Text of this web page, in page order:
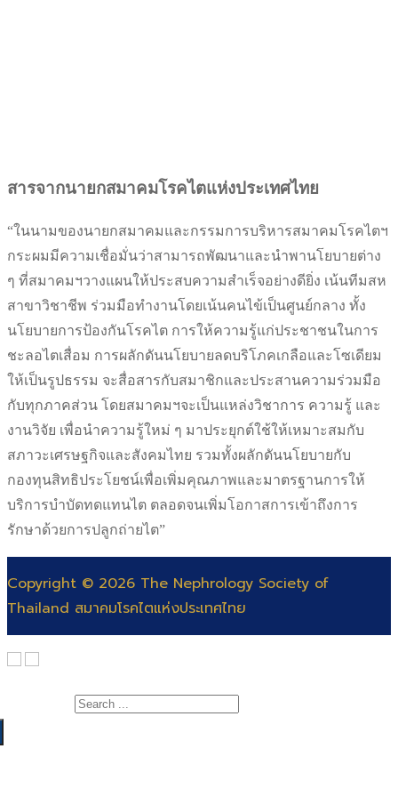
สารจากนายกสมาคมโรคไตแห่งประเทศไทย​
“ในนามของนายกสมาคมและกรรมการบริหารสมาคมโรคไตฯ
กระผมมีความเชื่อมั่นว่าสามารถพัฒนาและนำพานโยบายต่าง
ๆ ที่สมาคมฯวางแผนให้ประสบความสำเร็จอย่างดียิ่ง เน้นทีมสห
สาขาวิชาชีพ ร่วมมือทำงานโดยเน้นคนไข้เป็นศูนย์กลาง ทั้ง
นโยบายการป้องกันโรคไต การให้ความรู้แก่ประชาชนในการ
ชะลอไตเสื่อม การผลักดันนโยบายลดบริโภคเกลือและโซเดียม
ให้เป็นรูปธรรม จะสื่อสารกับสมาชิกและประสานความร่วมมือ
กับทุกภาคส่วน โดยสมาคมฯจะเป็นแหล่งวิชาการ ความรู้ และ
งานวิจัย เพื่อนำความรู้ใหม่ ๆ มาประยุกต์ใช้ให้เหมาะสมกับ
สภาวะเศรษฐกิจและสังคมไทย รวมทั้งผลักดันนโยบายกับ
กองทุนสิทธิประโยชน์เพื่อเพิ่มคุณภาพและมาตรฐานการให้
บริการบำบัดทดแทนไต ตลอดจนเพิ่มโอกาสการเข้าถึงการ
รักษาด้วยการปลูกถ่ายไต”
Copyright © 2026 The Nephrology Society of
Thailand สมาคมโรคไตแห่งประเทศไทย